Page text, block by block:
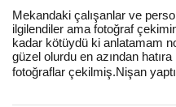
Mekandaki çalışanlar ve
ilgilendiler ama fotoğraf
kadar kötüydü ki anlatamam
güzel olurdu en azından
fotoğraflar çekilmiş.Nişan